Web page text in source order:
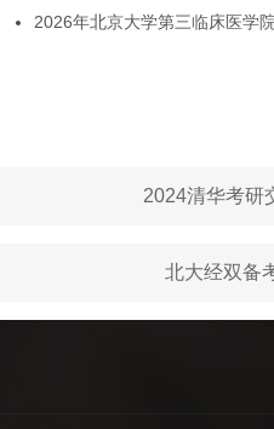
2026年北京大学第三临床医学
2024清华考研
北大经双备